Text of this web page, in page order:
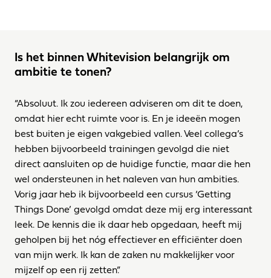
Is het binnen Whitevision belangrijk om
ambitie te tonen?
“Absoluut. Ik zou iedereen adviseren om dit te doen,
omdat hier echt ruimte voor is. En je ideeën mogen
best buiten je eigen vakgebied vallen. Veel collega’s
hebben bijvoorbeeld trainingen gevolgd die niet
direct aansluiten op de huidige functie, maar die hen
wel ondersteunen in het naleven van hun ambities.
Vorig jaar heb ik bijvoorbeeld een cursus ‘Getting
Things Done’ gevolgd omdat deze mij erg interessant
leek. De kennis die ik daar heb opgedaan, heeft mij
geholpen bij het nóg effectiever en efficiënter doen
van mijn werk. Ik kan de zaken nu makkelijker voor
mijzelf op een rij zetten.”